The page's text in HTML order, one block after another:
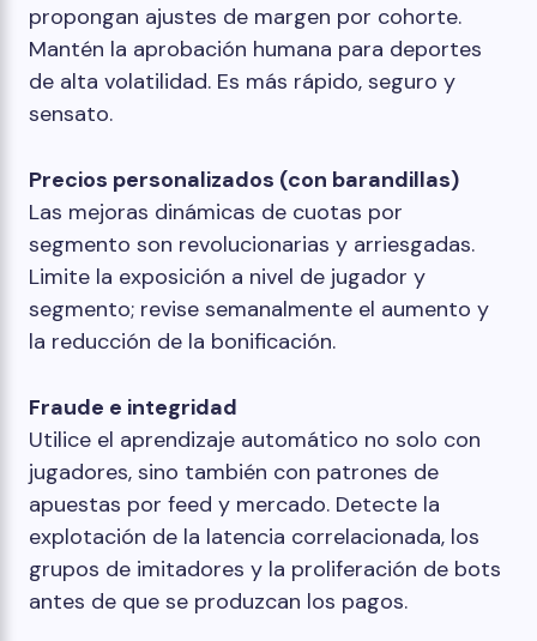
propongan ajustes de margen por cohorte.
Mantén la aprobación humana para deportes
de alta volatilidad. Es más rápido, seguro y
sensato.
Precios personalizados (con barandillas)
Las mejoras dinámicas de cuotas por
segmento son revolucionarias y arriesgadas.
Limite la exposición a nivel de jugador y
segmento; revise semanalmente el aumento y
la reducción de la bonificación.
Fraude e integridad
Utilice el aprendizaje automático no solo con
jugadores, sino también con patrones de
apuestas por feed y mercado. Detecte la
explotación de la latencia correlacionada, los
grupos de imitadores y la proliferación de bots
antes de que se produzcan los pagos.